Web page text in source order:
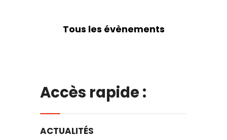
Tous les évènements
Accès rapide :
ACTUALITÉS